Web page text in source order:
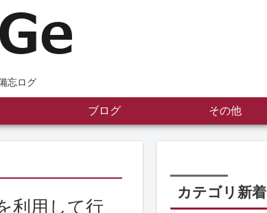
忘ログ
ブログ その他
利用して行
カテゴリ新着